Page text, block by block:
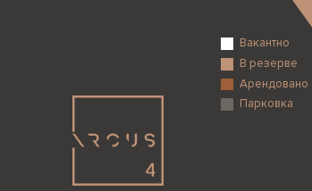
Вакантно
В резерве
Арендовано
Парковка